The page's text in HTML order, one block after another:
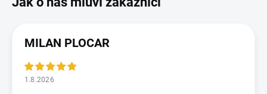
MILAN PLOCAR
1.8.2026